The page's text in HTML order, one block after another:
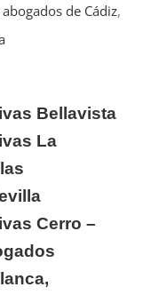
de Cádiz,
Bellavista
La
Cerro –